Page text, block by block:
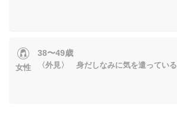
女性
38〜49歳
〈外見〉 身だしなみに気を遣っている